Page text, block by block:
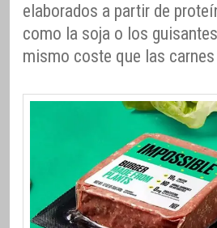
elaborados a partir de
como la soja o los
mismo coste que las